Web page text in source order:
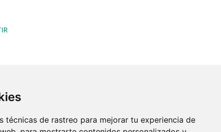
técnicas de rastreo para mejorar tu experiencia de